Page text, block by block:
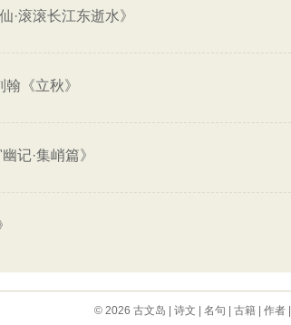
·滚滚长江东逝水》
翰《立秋》
幽记·集峭篇》
© 2026 古文岛 诗文 名句 古籍| 作者|